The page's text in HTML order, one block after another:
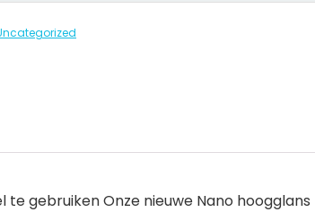
te gebruiken Onze nieuwe Nano